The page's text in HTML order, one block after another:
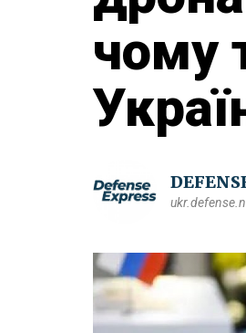
чому